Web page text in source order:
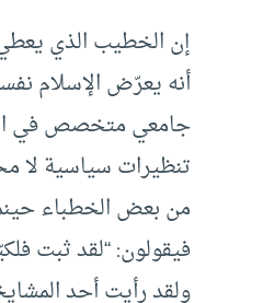
إن الخطيب الذي
أنه يعرّض الإسلام
جامعي متخصص في
تنظيرات سياسية لا
من بعض الخطباء
فيقولون: “لقد ثبت
ولقد رأيت أحد